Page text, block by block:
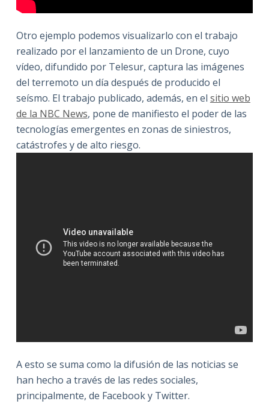
Otro ejemplo podemos visualizarlo con el trabajo
realizado por el lanzamiento de un Drone, cuyo
vídeo, difundido por Telesur, captura las imágenes
del terremoto un día después de producido el
seísmo. El trabajo publicado, además, en el sitio web
de la NBC News, pone de manifiesto el poder de las
tecnologías emergentes en zonas de siniestros,
catástrofes y de alto riesgo.
A esto se suma como la difusión de las noticias se
han hecho a través de las redes sociales,
principalmente, de Facebook y Twitter.